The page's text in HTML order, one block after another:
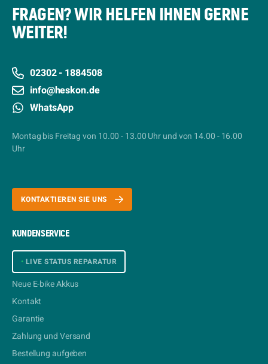
FRAGEN? WIR HELFEN IHNEN GERNE
WEITER!
02302 - 1884508
info@heskon.de
WhatsApp
Montag bis Freitag von 10.00 - 13.00 Uhr und von 14.00 - 16.00
Uhr
KONTAKTIEREN SIE UNS
KUNDENSERVICE
• LIVE STATUS REPARATUR
Neue E-bike Akkus
Kontakt
Garantie
Zahlung und Versand
Bestellung aufgeben